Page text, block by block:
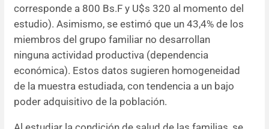
corresponde a 800 Bs.F y U$s 320 al momento del
estudio). Asimismo, se estimó que un 43,4% de los
miembros del grupo familiar no desarrollan
ninguna actividad productiva (dependencia
económica). Estos datos sugieren homogeneidad
de la muestra estudiada, con tendencia a un bajo
poder adquisitivo de la población.